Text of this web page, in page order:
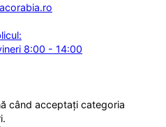
8:00 - 14:00
când acceptați categoria